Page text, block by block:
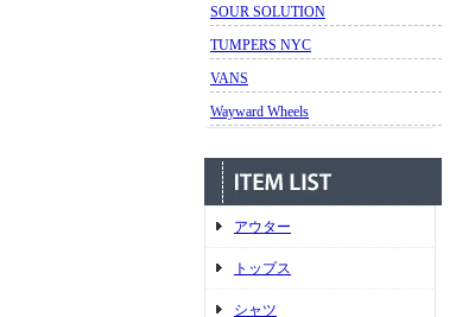
SOUR SOLUTION
TUMPERS NYC
VANS
Wayward Wheels
アウター
トップス
シャツ